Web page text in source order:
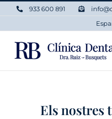
Skip
933 600 891
Els nostres